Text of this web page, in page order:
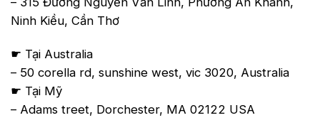
Ninh Kiều, Cần Thơ
☛ Tại Australia
– 50 corella rd, sunshine west, vic 3020, Australia
☛ Tại Mỹ
– Adams treet, Dorchester, MA 02122 USA